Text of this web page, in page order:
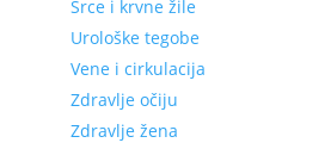
Srce i krvne žile
Urološke tegobe
Vene i cirkulacija
Zdravlje očiju
Zdravlje žena